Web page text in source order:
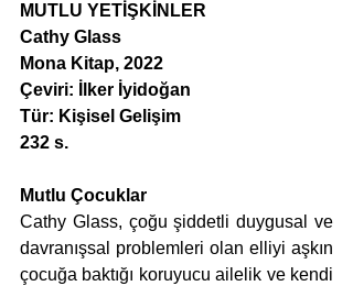
MUTLU YETİŞKİNLER
Cathy Glass
Mona Kitap, 2022
Çeviri: İlker İyidoğan
Tür: Kişisel Gelişim
232 s.
Mutlu Çocuklar
Cathy Glass, çoğu şiddetli duygusal ve
davranışsal problemleri olan elliyi aşkın
çocuğa baktığı koruyucu ailelik ve kendi